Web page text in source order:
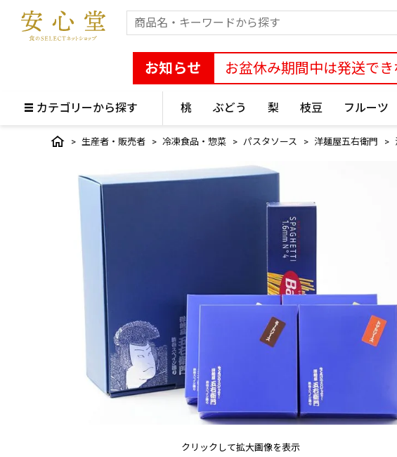
お知らせ お盆休み期間中は発送で
カテゴリーから探す 桃 ぶどう 梨 枝豆 フルーツ
生産者・販売者 冷凍食品・惣菜 パスタソース 洋麺屋五右衛門
クリックして拡大画像を表示